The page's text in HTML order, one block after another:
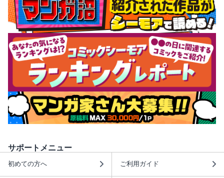
サポートメニュー
初めての方へ ご利用ガイド